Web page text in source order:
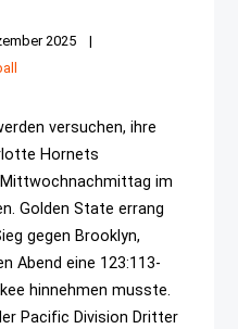
2025
versuchen, ihre
Hornets
im
Golden State errang
gegen Brooklyn,
Abend eine 123:113-
hinnehmen musste.
Pacific Division Dritter